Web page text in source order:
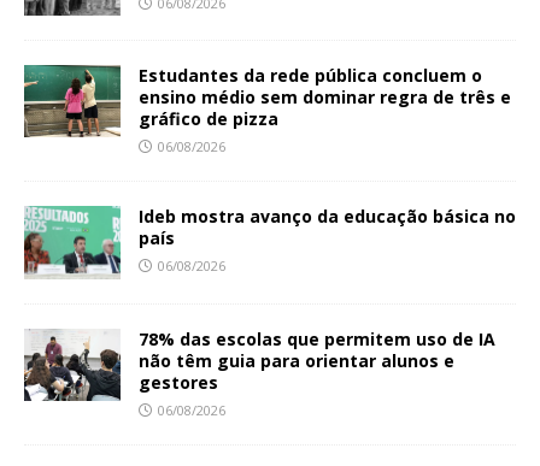
Estudantes da rede pública concluem o
ensino médio sem dominar regra de três e
gráfico de pizza
06/08/2026
Ideb mostra avanço da educação básica no
país
06/08/2026
78% das escolas que permitem uso de IA
não têm guia para orientar alunos e
gestores
06/08/2026